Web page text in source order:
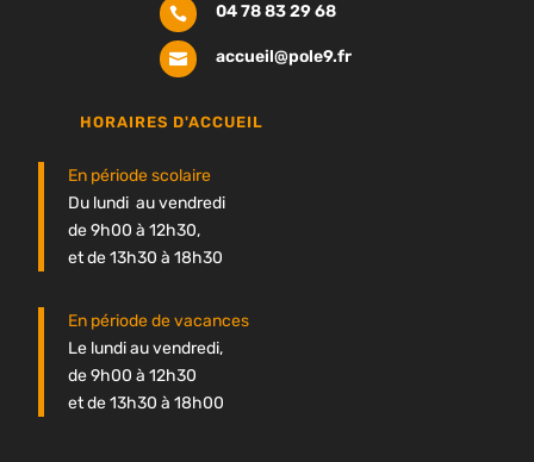
 04 78 83 29 68
 accueil@pole9.fr
HORAIRES D'ACCUEIL
En période scolaire
Du lundi au vendredi
de 9h00 à 12h30,
et de 13h30 à 18h30
En période de vacances
Le lundi au vendredi,
de 9h00 à 12h30
et de 13h30 à 18h00